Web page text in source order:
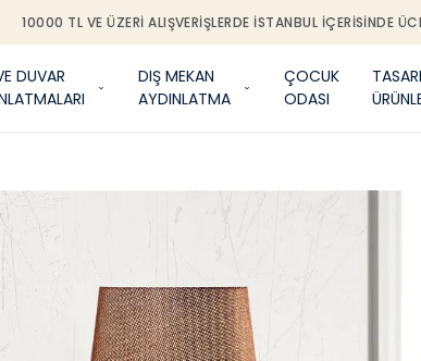
10000 TL VE ÜZERI ALIŞVERIŞLERDE İSTANBUL IÇERISINDE
DUVAR
DIŞ MEKAN
AYDINLATMA
ÇOCUK
ODASI